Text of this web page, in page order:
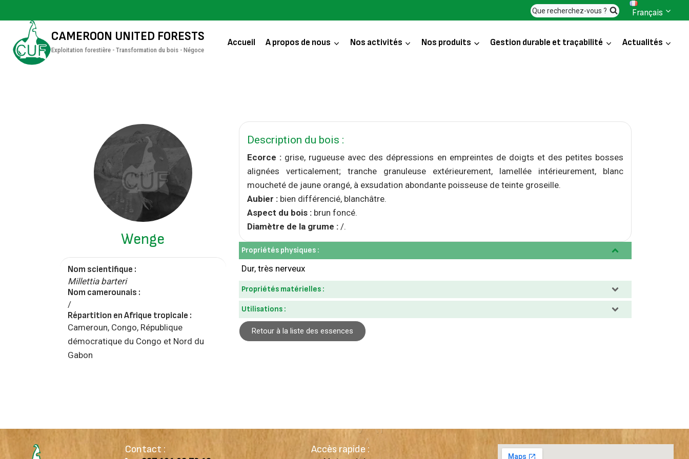
Que recherchez-vous ? Français
CAMEROON UNITED FORESTS
Exploitation forestière - Transformation du bois - Négoce
Accueil A propos de nous Nos activités Nos produits Gestion durable et traçabilité Actualités
Wenge
Nom scientifique :
Millettia barteri
Nom camerounais :
/
Répartition en Afrique tropicale :
Cameroun, Congo, République
démocratique du Congo et Nord du
Gabon
Description du bois :
Ecorce : grise, rugueuse avec des dépressions en empreintes de doigts et des petites bosses
alignées verticalement; tranche granuleuse extérieurement, lamellée intérieurement, blanc
moucheté de jaune orangé, à exsudation abondante poisseuse de teinte groseille.
Aubier : bien différencié, blanchâtre.
Aspect du bois : brun foncé.
Diamètre de la grume : /.
Propriétés physiques :
Dur, très nerveux
Propriétés matérielles :
Utilisations :
Retour à la liste des essences
Contact : Accès rapide :